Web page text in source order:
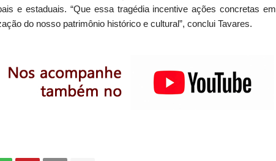
e estaduais. “Que essa tragédia incentive ações concretas em
do nosso patrimônio histórico e cultural”, conclui Tavares.